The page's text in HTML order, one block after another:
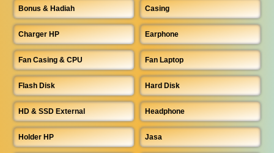
Bonus & Hadiah Casing
Charger HP Earphone
Fan Casing & CPU Fan Laptop
Flash Disk Hard Disk
HD & SSD External Headphone
Holder HP Jasa